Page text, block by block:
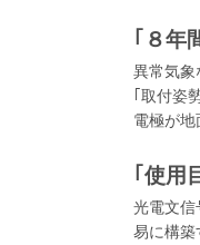
｢８年
異常気象
｢取付姿
電極が地
｢使用
光電文信
易に構築